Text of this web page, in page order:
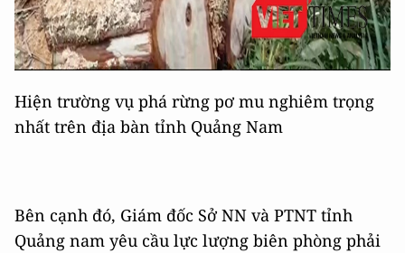
Hiện trường vụ phá rừng pơ mu nghiêm trọng
nhất trên địa bàn tỉnh Quảng Nam
Bên cạnh đó, Giám đốc Sở NN và PTNT tỉnh
Quảng nam yêu cầu lực lượng biên phòng phải